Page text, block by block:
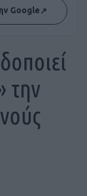
Google↗
την